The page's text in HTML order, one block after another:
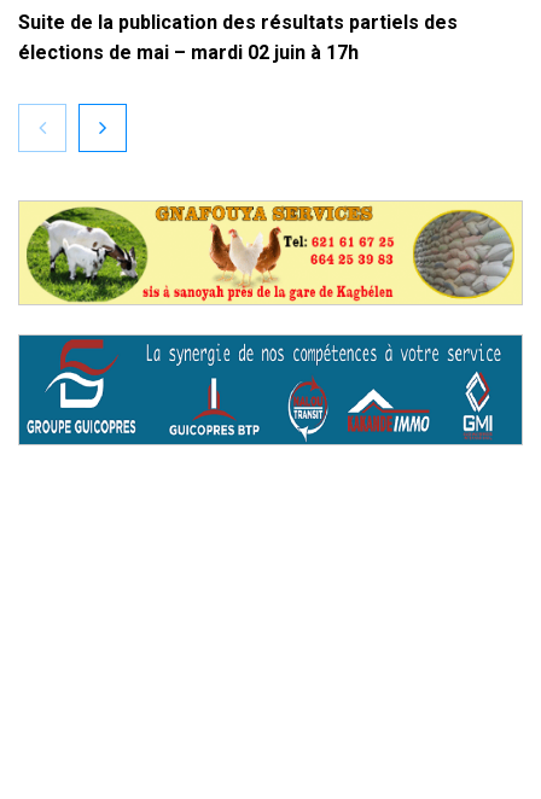
Suite de la publication des résultats partiels des
élections de mai – mardi 02 juin à 17h